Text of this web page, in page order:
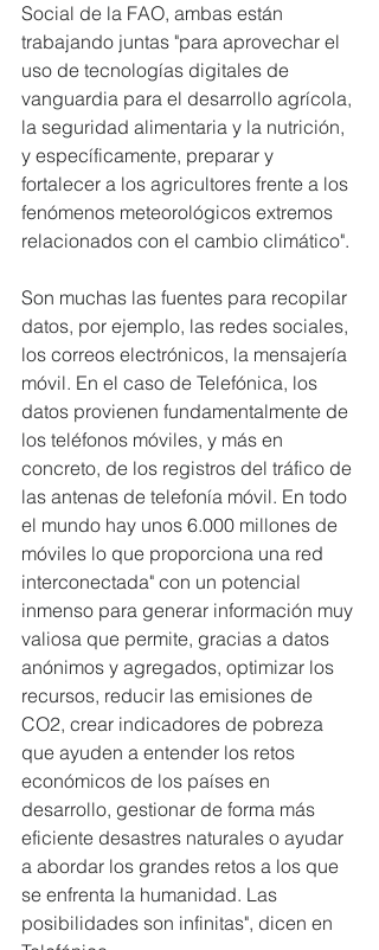
Social de la FAO, ambas están
trabajando juntas "para aprovechar el
uso de tecnologías digitales de
vanguardia para el desarrollo agrícola,
la seguridad alimentaria y la nutrición,
y específicamente, preparar y
fortalecer a los agricultores frente a los
fenómenos meteorológicos extremos
relacionados con el cambio climático".
Son muchas las fuentes para recopilar
datos, por ejemplo, las redes sociales,
los correos electrónicos, la mensajería
móvil. En el caso de Telefónica, los
datos provienen fundamentalmente de
los teléfonos móviles, y más en
concreto, de los registros del tráfico de
las antenas de telefonía móvil. En todo
el mundo hay unos 6.000 millones de
móviles lo que proporciona una red
interconectada" con un potencial
inmenso para generar información muy
valiosa que permite, gracias a datos
anónimos y agregados, optimizar los
recursos, reducir las emisiones de
CO2, crear indicadores de pobreza
que ayuden a entender los retos
económicos de los países en
desarrollo, gestionar de forma más
eficiente desastres naturales o ayudar
a abordar los grandes retos a los que
se enfrenta la humanidad. Las
posibilidades son infinitas", dicen en